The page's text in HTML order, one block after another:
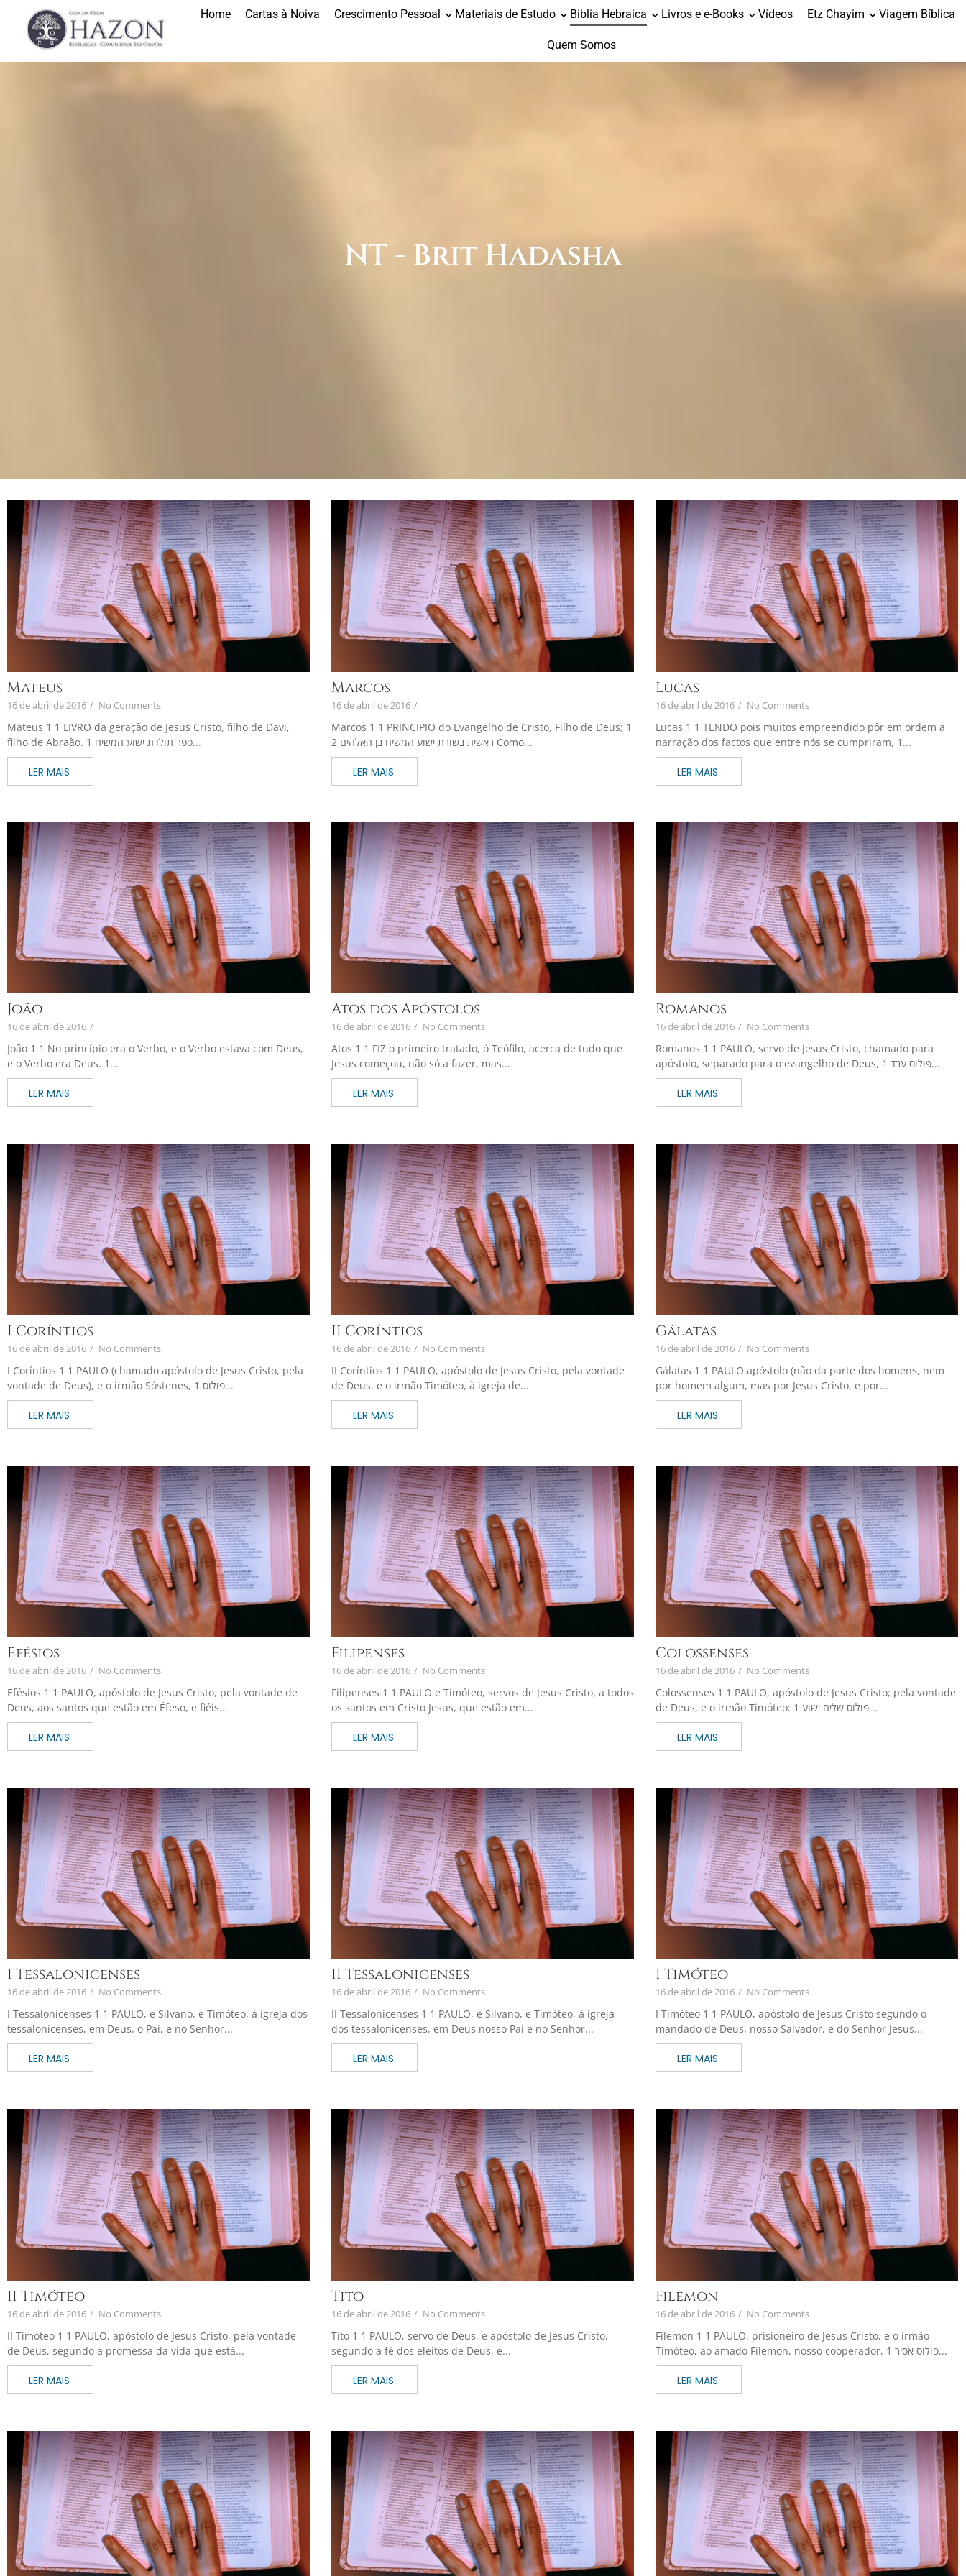
Home Cartas à Noiva Crescimento Pessoal Materiais de Estudo Biblia Hebraica Livros e e-Books Vídeos Etz Chayim Viagem Bíblica
Quem Somos
NT - Brit Hadasha
Mateus
16 de abril de 2016 / No Comments
Mateus 1 1 LIVRO da geração de Jesus Cristo, filho de Davi,
filho de Abraão. 1 ספר תולדת ישוע המשיח...
Marcos
16 de abril de 2016 /
Marcos 1 1 PRINCIPIO do Evangelho de Cristo, Filho de Deus; 1
ראשית בשורת ישוע המשיח בן האלהים׃ 2 Como...
Lucas
16 de abril de 2016 / No Comments
Lucas 1 1 TENDO pois muitos empreendido pôr em ordem a
narração dos factos que entre nós se cumpriram, 1...
João
16 de abril de 2016 /
João 1 1 No princípio era o Verbo, e o Verbo estava com Deus,
e o Verbo era Deus. 1...
Atos dos Apóstolos
16 de abril de 2016 / No Comments
Atos 1 1 FIZ o primeiro tratado, ó Teófilo, acerca de tudo que
Jesus começou, não só a fazer, mas...
Romanos
16 de abril de 2016 / No Comments
Romanos 1 1 PAULO, servo de Jesus Cristo, chamado para
apóstolo, separado para o evangelho de Deus, 1 פולוס עבד...
I Coríntios
16 de abril de 2016 / No Comments
I Coríntios 1 1 PAULO (chamado apóstolo de Jesus Cristo, pela
vontade de Deus), e o irmão Sóstenes, 1 פולוס...
II Coríntios
16 de abril de 2016 / No Comments
II Coríntios 1 1 PAULO, apóstolo de Jesus Cristo, pela vontade
de Deus, e o irmão Timóteo, à igreja de...
Gálatas
16 de abril de 2016 / No Comments
Gálatas 1 1 PAULO apóstolo (não da parte dos homens, nem
por homem algum, mas por Jesus Cristo, e por...
Efésios
16 de abril de 2016 / No Comments
Efésios 1 1 PAULO, apóstolo de Jesus Cristo, pela vontade de
Deus, aos santos que estão em Éfeso, e fiéis...
Filipenses
16 de abril de 2016 / No Comments
Filipenses 1 1 PAULO e Timóteo, servos de Jesus Cristo, a todos
os santos em Cristo Jesus, que estão em...
Colossenses
16 de abril de 2016 / No Comments
Colossenses 1 1 PAULO, apóstolo de Jesus Cristo; pela vontade
de Deus, e o irmão Timóteo: 1 פולוס שליח ישוע...
I Tessalonicenses
16 de abril de 2016 / No Comments
I Tessalonicenses 1 1 PAULO, e Silvano, e Timóteo, à igreja dos
tessalonicenses, em Deus, o Pai, e no Senhor...
II Tessalonicenses
16 de abril de 2016 / No Comments
II Tessalonicenses 1 1 PAULO, e Silvano, e Timóteo, à igreja
dos tessalonicenses, em Deus nosso Pai e no Senhor...
I Timóteo
16 de abril de 2016 / No Comments
I Timóteo 1 1 PAULO, apóstolo de Jesus Cristo segundo o
mandado de Deus, nosso Salvador, e do Senhor Jesus...
II Timóteo
16 de abril de 2016 / No Comments
II Timóteo 1 1 PAULO, apóstolo de Jesus Cristo, pela vontade
de Deus, segundo a promessa da vida que está...
Tito
16 de abril de 2016 / No Comments
Tito 1 1 PAULO, servo de Deus, e apóstolo de Jesus Cristo,
segundo a fé dos eleitos de Deus, e...
Filemon
16 de abril de 2016 / No Comments
Filemon 1 1 PAULO, prisioneiro de Jesus Cristo, e o irmão
Timóteo, ao amado Filemon, nosso cooperador, 1 פולוס אסיר...